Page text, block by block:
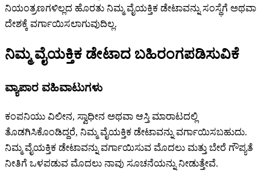
ನಿಯಂತ್ರಣಗಳಿಲ್ಲದ ಹೊರತು ನಿಮ್ಮ ವೈಯಕ್ತಿಕ ಡೇಟಾವನ್ನು ಸಂಸ್ಥೆಗೆ ಅಥವಾ
ದೇಶಕ್ಕೆ ವರ್ಗಾಯಿಸಲಾಗುವುದಿಲ್ಲ.
ನಿಮ್ಮ ವೈಯಕ್ತಿಕ ಡೇಟಾದ ಬಹಿರಂಗಪಡಿಸುವಿಕೆ
ವ್ಯಾಪಾರ ವಹಿವಾಟುಗಳು
ಕಂಪನಿಯು ವಿಲೀನ, ಸ್ವಾಧೀನ ಅಥವಾ ಆಸ್ತಿ ಮಾರಾಟದಲ್ಲಿ
ತೊಡಗಿಸಿಕೊಂಡಿದ್ದರೆ, ನಿಮ್ಮ ವೈಯಕ್ತಿಕ ಡೇಟಾವನ್ನು ವರ್ಗಾಯಿಸಬಹುದು.
ನಿಮ್ಮ ವೈಯಕ್ತಿಕ ಡೇಟಾವನ್ನು ವರ್ಗಾಯಿಸುವ ಮೊದಲು ಮತ್ತು ಬೇರೆ ಗೌಪ್ಯತೆ
ನೀತಿಗೆ ಒಳಪಡುವ ಮೊದಲು ನಾವು ಸೂಚನೆಯನ್ನು ನೀಡುತ್ತೇವೆ.